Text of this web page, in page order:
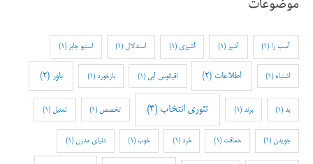
آسب زا (1) آشپز (1) آشپزی (1) استدلال (1) استیو جابز (1)
اشتباه (1) اطلاعات (2) اقیانوس آبی (1) بازخورد (1) باور (2)
بد(1) برند (1) تئوری انتخاب (3) تخصص (1) تمثیل (1)
جویدن (1) حماقت (1) خرد (1) خوب(1) دنیای مدرن (1)